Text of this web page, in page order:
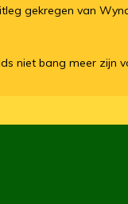
gekregen van
niet bang meer zijn